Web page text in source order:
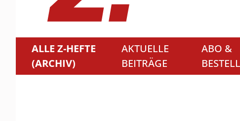
ALLE Z-HEFTE
(ARCHIV)
AKTUELLE
BEITRÄGE
ABO &